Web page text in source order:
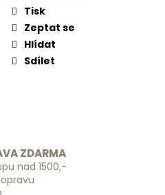
Tisk
Zeptat se
Hlídat
Sdílet
ZDARMA
nad 1500,-